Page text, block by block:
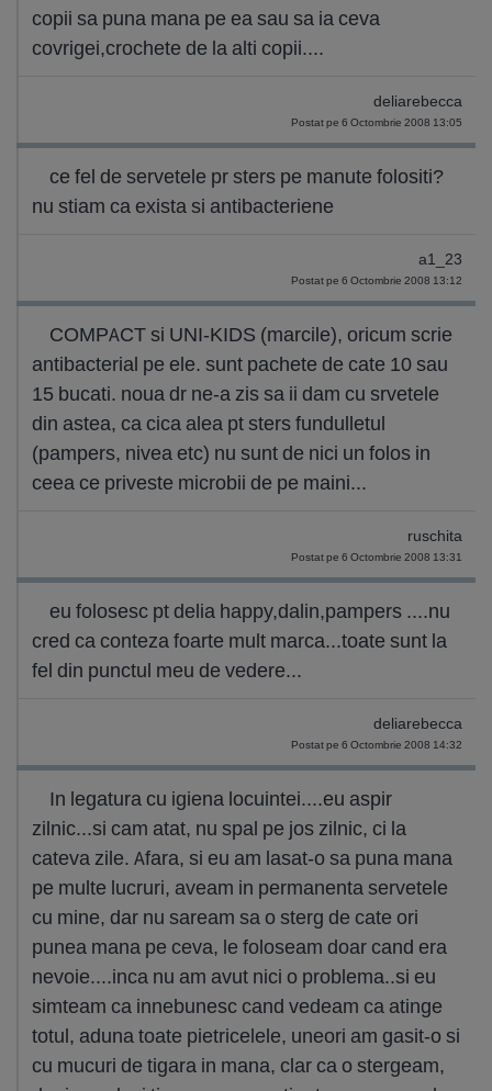
copii sa puna mana pe ea sau sa ia ceva
covrigei,crochete de la alti copii....
deliarebecca
Postat pe 6 Octombrie 2008 13:05
ce fel de servetele pr sters pe manute folositi?
nu stiam ca exista si antibacteriene
a1_23
Postat pe 6 Octombrie 2008 13:12
COMPACT si UNI-KIDS (marcile), oricum scrie
antibacterial pe ele. sunt pachete de cate 10 sau
15 bucati. noua dr ne-a zis sa ii dam cu srvetele
din astea, ca cica alea pt sters fundulletul
(pampers, nivea etc) nu sunt de nici un folos in
ceea ce priveste microbii de pe maini...
ruschita
Postat pe 6 Octombrie 2008 13:31
eu folosesc pt delia happy,dalin,pampers ....nu
cred ca conteza foarte mult marca...toate sunt la
fel din punctul meu de vedere...
deliarebecca
Postat pe 6 Octombrie 2008 14:32
In legatura cu igiena locuintei....eu aspir
zilnic...si cam atat, nu spal pe jos zilnic, ci la
cateva zile. Afara, si eu am lasat-o sa puna mana
pe multe lucruri, aveam in permanenta servetele
cu mine, dar nu saream sa o sterg de cate ori
punea mana pe ceva, le foloseam doar cand era
nevoie....inca nu am avut nici o problema..si eu
simteam ca innebunesc cand vedeam ca atinge
totul, aduna toate pietricelele, uneori am gasit-o si
cu mucuri de tigara in mana, clar ca o stergeam,